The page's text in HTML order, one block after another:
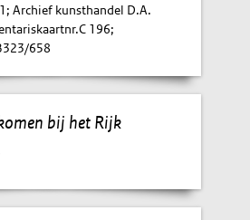
Archief kunsthandel D.A.
196;
658
bij het Rijk